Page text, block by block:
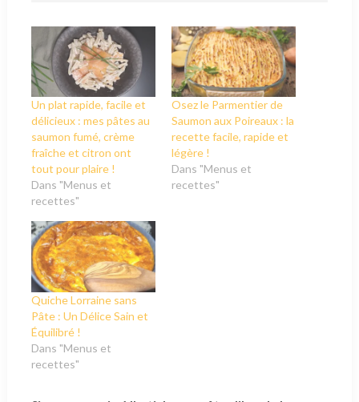
Un plat rapide, facile et
délicieux : mes pâtes au
saumon fumé, crème
fraîche et citron ont
tout pour plaire !
Dans "Menus et
recettes"
Osez le Parmentier de
Saumon aux Poireaux : la
recette facile, rapide et
légère !
Dans "Menus et
recettes"
Quiche Lorraine sans
Pâte : Un Délice Sain et
Équilibré !
Dans "Menus et
recettes"